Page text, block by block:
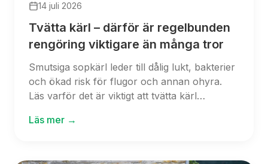
14 juli 2026
Tvätta kärl – därför är regelbunden
rengöring viktigare än många tror
Smutsiga sopkärl leder till dålig lukt, bakterier
och ökad risk för flugor och annan ohyra.
Läs varför det är viktigt att tvätta kärl
och vilka fördelar en professionell kärltvätt
Läs mer →